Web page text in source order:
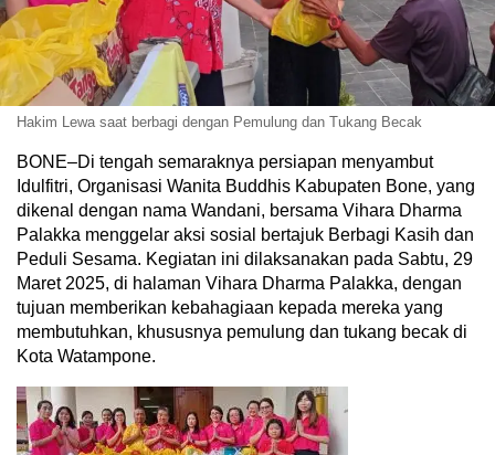
Hakim Lewa saat berbagi dengan Pemulung dan Tukang Becak
BONE–Di tengah semaraknya persiapan menyambut
Idulfitri, Organisasi Wanita Buddhis Kabupaten Bone, yang
dikenal dengan nama Wandani, bersama Vihara Dharma
Palakka menggelar aksi sosial bertajuk Berbagi Kasih dan
Peduli Sesama. Kegiatan ini dilaksanakan pada Sabtu, 29
Maret 2025, di halaman Vihara Dharma Palakka, dengan
tujuan memberikan kebahagiaan kepada mereka yang
membutuhkan, khususnya pemulung dan tukang becak di
Kota Watampone.